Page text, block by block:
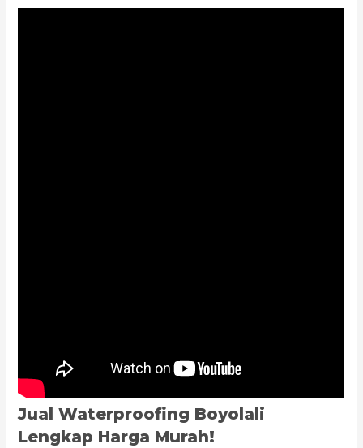
Jual Waterproofing Boyolali
Lengkap Harga Murah!